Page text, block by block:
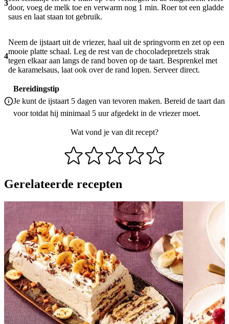
3
door, voeg de melk toe en verwarm nog 1 min. Roer tot een gladde
saus en laat staan tot gebruik.
4
Neem de ijstaart uit de vriezer, haal uit de springvorm en zet op een
mooie platte schaal. Leg de rest van de chocoladepretzels strak
tegen elkaar aan langs de rand boven op de taart. Besprenkel met
de karamelsaus, laat ook over de rand lopen. Serveer direct.
Bereidingstip
Je kunt de ijstaart 5 dagen van tevoren maken. Bereid de taart dan
voor totdat hij minimaal 5 uur afgedekt in de vriezer moet.
Wat vond je van dit recept?
Gerelateerde recepten